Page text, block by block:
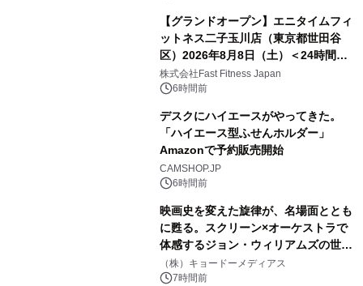
【グランドオープン】エニタイムフィ
ットネス二子玉川店（東京都世田谷
区）2026年8月8日（土）＜24時間年
中無休のフィットネスジム＞
株式会社Fast Fitness Japan
6時間前
デスクにハイエースがやってきた。
「ハイエース型ふせんホルダー」
Amazonで予約販売開始
CAMSHOP.JP
6時間前
映画史を変えた旋律が、名場面ととも
に甦る。スクリーン×オーケストラで
体感するジョン・ウィリアムズの世
界。ジョン・ウィリアムズ：シネマ・
スペクタキュラー・コンサート 開催決
（株）キョードーメディアス
7時間前